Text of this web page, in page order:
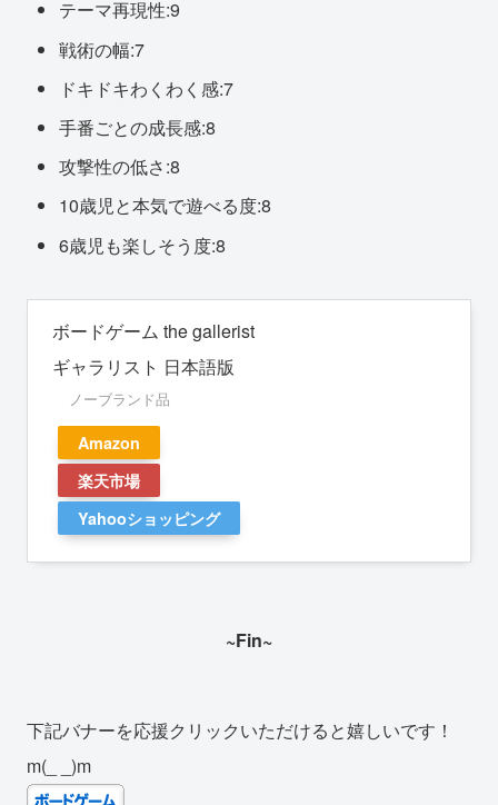
テーマ再現性:9
戦術の幅:7
ドキドキわくわく感:7
手番ごとの成長感:8
攻撃性の低さ:8
10歳児と本気で遊べる度:8
6歳児も楽しそう度:8
ボードゲーム the gallerist
ギャラリスト 日本語版
ノーブランド品
Amazon
楽天市場
Yahooショッピング
~Fin~
下記バナーを応援クリックいただけると嬉しいです！
m(_ _)m